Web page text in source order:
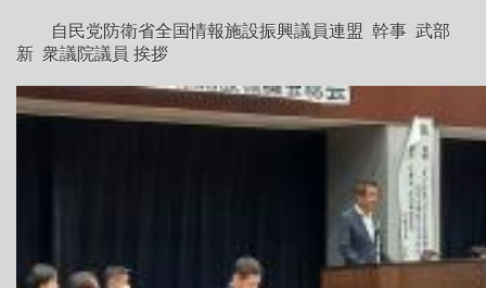
自民党防衛省全国情報施設振興議員連盟 幹事 武部
新 衆議院議員 挨拶